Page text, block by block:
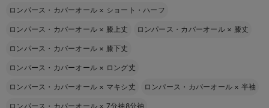
ロンパース・カバーオール × ショート・ハーフ
ロンパース・カバーオール × 膝上丈 ロンパース・カバーオール × 膝丈
ロンパース・カバーオール × 膝下丈
ロンパース・カバーオール × ロング丈
ロンパース・カバーオール × マキシ丈 ロンパース・カバーオール × 半袖
ロンパース・カバーオール × 7分袖8分袖